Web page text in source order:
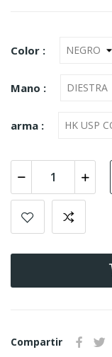
Color :
Mano :
arma :
Compartir